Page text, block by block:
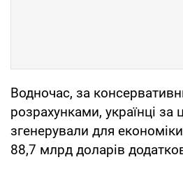
Водночас, за
розрахунками, українці за
згенерували для
88,7 млрд доларів